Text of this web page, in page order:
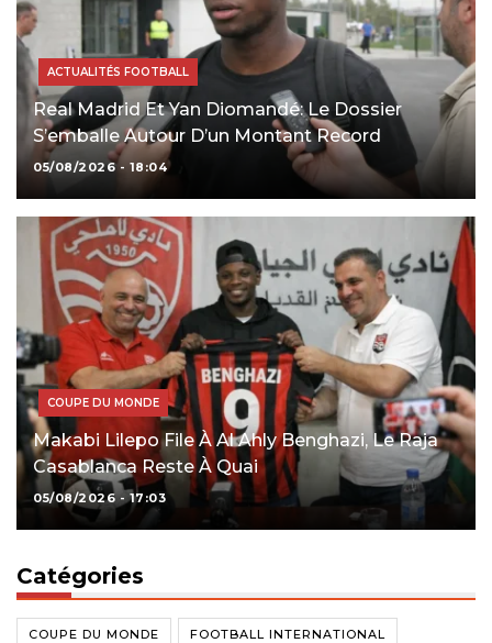
ACTUALITÉS FOOTBALL
Real Madrid Et Yan Diomandé: Le Dossier
S’emballe Autour D’un Montant Record
05/08/2026 - 18:04
COUPE DU MONDE
Makabi Lilepo File À Al Ahly Benghazi, Le Raja
Casablanca Reste À Quai
05/08/2026 - 17:03
Catégories
COUPE DU MONDE FOOTBALL INTERNATIONAL